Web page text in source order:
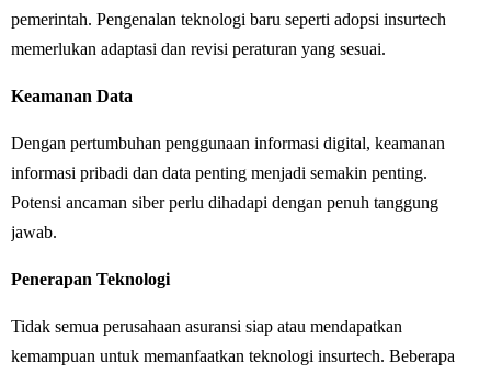
pemerintah. Pengenalan teknologi baru seperti adopsi insurtech
memerlukan adaptasi dan revisi peraturan yang sesuai.
Keamanan Data
Dengan pertumbuhan penggunaan informasi digital, keamanan
informasi pribadi dan data penting menjadi semakin penting.
Potensi ancaman siber perlu dihadapi dengan penuh tanggung
jawab.
Penerapan Teknologi
Tidak semua perusahaan asuransi siap atau mendapatkan
kemampuan untuk memanfaatkan teknologi insurtech. Beberapa